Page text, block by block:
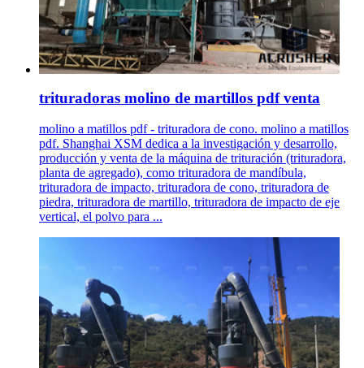
trituradoras molino de martillos pdf venta
molino a matillos pdf - trituradora de cono. molino a matillos
pdf. Shanghai XSM dedica a la investigación y desarrollo,
producción y venta de la máquina de trituración (trituradora,
planta de agregado), como trituradora de mandíbula,
trituradora de impacto, trituradora de cono, trituradora de
piedra, trituradora de martillo, trituradora de impacto de eje
vertical, el polvo para ...